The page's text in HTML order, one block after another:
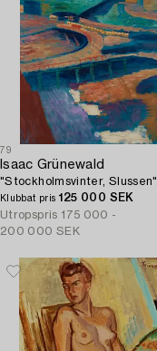
79
Isaac Grünewald
"Stockholmsvinter, Slussen".
Klubbat pris 125 000 SEK
Utropspris 175 000 -
200 000 SEK